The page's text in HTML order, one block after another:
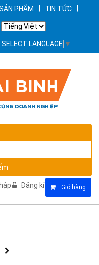
SẢN PHẨM TIN TỨC
SELECT LANGUAGE ▼
Đăng kí Giỏ hàng